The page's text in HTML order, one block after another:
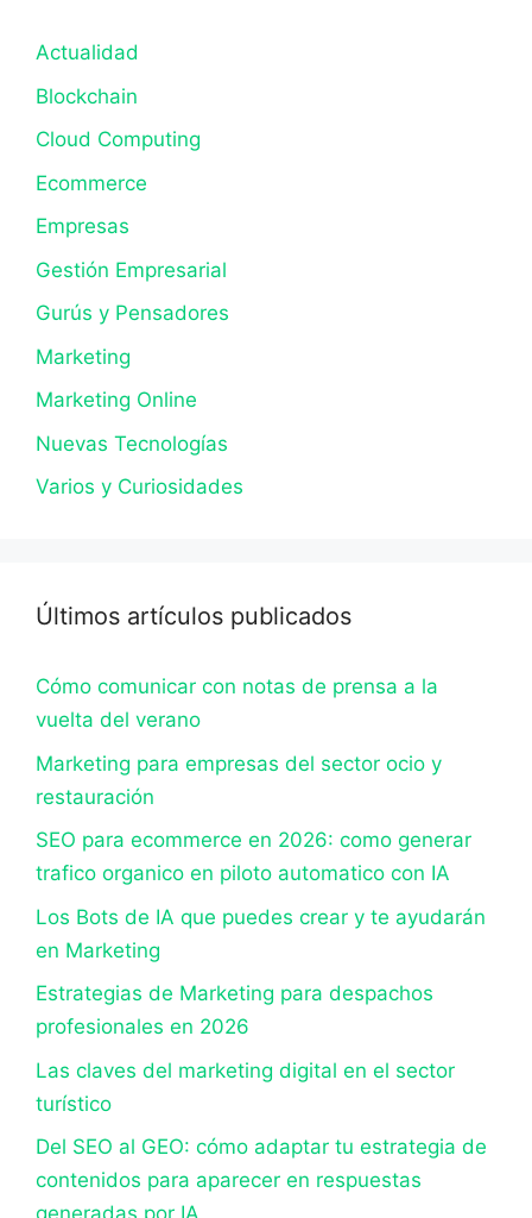
Actualidad
Blockchain
Cloud Computing
Ecommerce
Empresas
Gestión Empresarial
Gurús y Pensadores
Marketing
Marketing Online
Nuevas Tecnologías
Varios y Curiosidades
Últimos artículos publicados
Cómo comunicar con notas de prensa a la
vuelta del verano
Marketing para empresas del sector ocio y
restauración
SEO para ecommerce en 2026: como generar
trafico organico en piloto automatico con IA
Los Bots de IA que puedes crear y te ayudarán
en Marketing
Estrategias de Marketing para despachos
profesionales en 2026
Las claves del marketing digital en el sector
turístico
Del SEO al GEO: cómo adaptar tu estrategia de
contenidos para aparecer en respuestas